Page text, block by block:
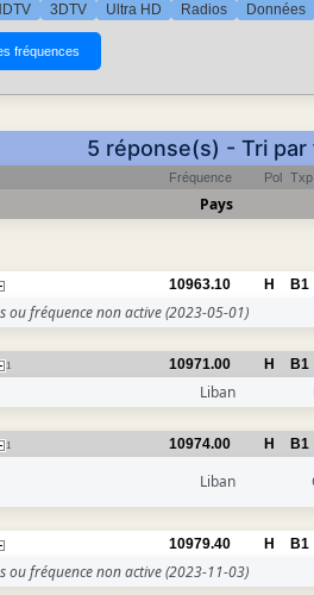
3DTV Ultra HD Radios Données
5 réponse(s) - Tri
Fréquence Pol Txp
Pays
10963.10 H B1
ou fréquence non active(2023-05-01)
1 10971.00 H B1
Liban
1 10974.00 H B1
Liban
10979.40 H B1
ou fréquence non active(2023-11-03)